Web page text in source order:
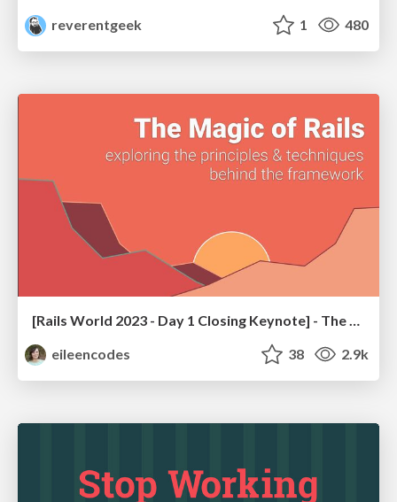
reverentgeek
1 480
[Rails World 2023 - Day 1 Closing Keynote] - The Magic of Rails
eileencodes
38 2.9k